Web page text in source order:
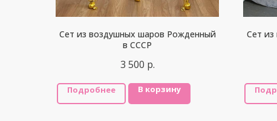
Сет из воздушных шаров Рожденный
в СССР
3 500 р.
Подробнее В корзину
Сет